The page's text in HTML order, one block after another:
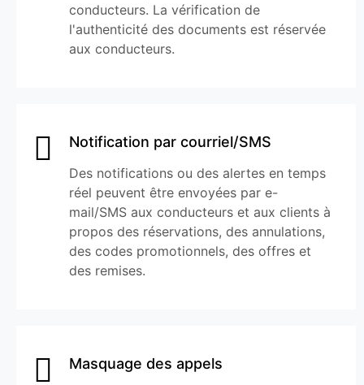
conducteurs. La vérification de
l'authenticité des documents est réservée
aux conducteurs.
Notification par courriel/SMS
Des notifications ou des alertes en temps
réel peuvent être envoyées par e-
mail/SMS aux conducteurs et aux clients à
propos des réservations, des annulations,
des codes promotionnels, des offres et
des remises.
Masquage des appels